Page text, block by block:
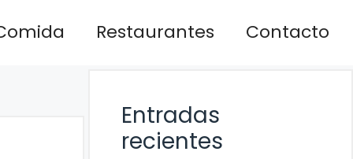
Restaurantes Contacto
Entradas
recientes